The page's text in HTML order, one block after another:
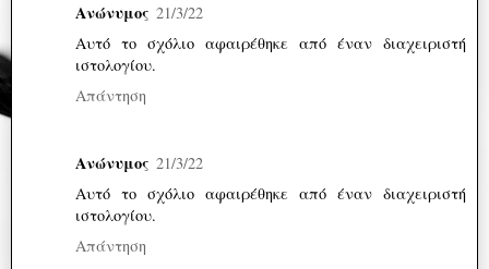
Ανώνυμος 21/3/22
Αυτό το σχόλιο αφαιρέθηκε από έναν διαχειριστή
ιστολογίου.
Απάντηση
Ανώνυμος 21/3/22
Αυτό το σχόλιο αφαιρέθηκε από έναν διαχειριστή
ιστολογίου.
Απάντηση